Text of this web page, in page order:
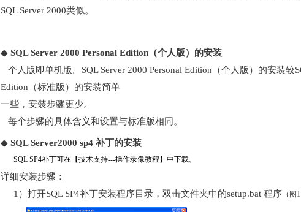
SQL Server 2000类似。
◆ SQL Server 2000 Personal Edition（个人版）的安装
个人版即单机版。SQL Server 2000 Personal Edition（个人版）的安装较
Edition（标准版）的安装简单
一些，安装步骤更少。
每个步骤的具体含义和设置与标准版相同。
◆ SQL Server2000 sp4 补丁的安装
SQL SP4补丁可在【技术支持---操作录像教程】中下载。
详细安装步骤：
1）打开SQL SP4补丁安装程序目录，双击文件夹中的setup.bat 程序 （图